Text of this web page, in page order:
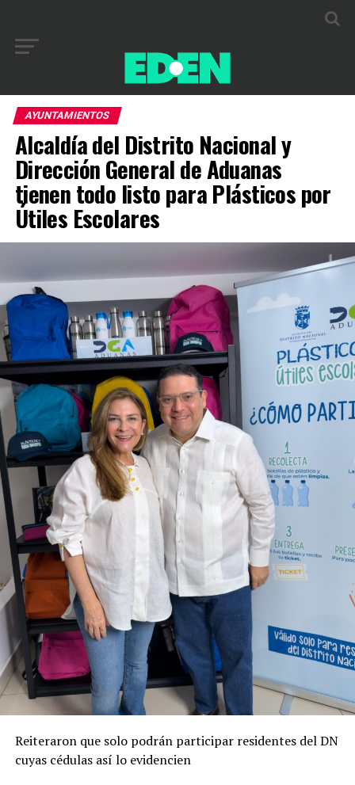
AYUNTAMIENTOS
Alcaldía del Distrito Nacional y
Dirección General de Aduanas
tienen todo listo para Plásticos por
Útiles Escolares
Reiteraron que solo podrán participar residentes del DN
cuyas cédulas así lo evidencien